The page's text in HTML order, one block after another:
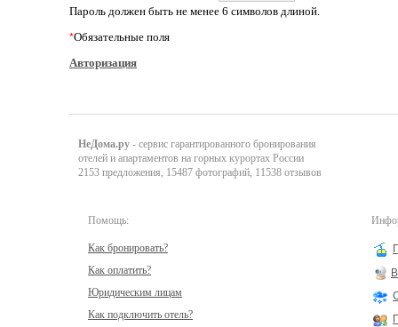
Пароль должен быть не менее 6 символов длиной.
*Обязательные поля
Авторизация
НеДома.ру - сервис гарантированного бронирования
отелей и апартаментов на горных курортах России
2153 предложения, 15487 фотографий, 11538 отзывов
Помощь:
Как бронировать?
Как оплатить?
Юридическим лицам
Как подключить отель?